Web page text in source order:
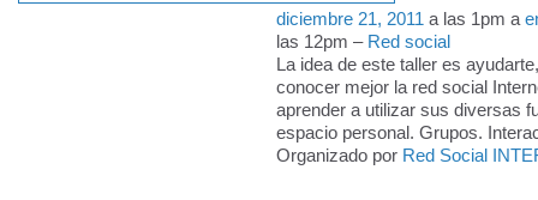
diciembre 21, 2011 a las 1pm a
las 12pm – Red social
La idea de este taller es
conocer mejor la red social
aprender a utilizar sus diversas
espacio personal. Grupos.
Organizado por Red Social